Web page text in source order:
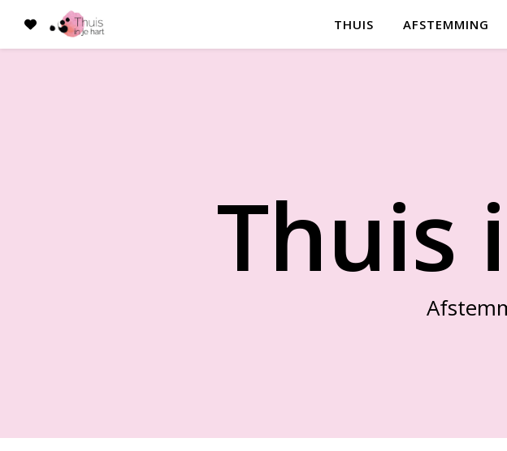
THUIS AFSTEMMING
Thuis